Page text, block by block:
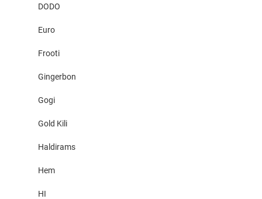
DODO
Euro
Frooti
Gingerbon
Gogi
Gold Kili
Haldirams
Hem
HI